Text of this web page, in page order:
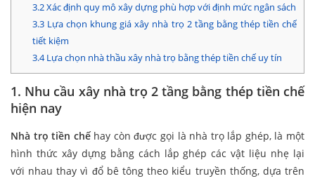
3.2Xác định quy mô xây dựng phù hợp với định mức ngân sách
3.3Lựa chọn khung giá xây nhà trọ 2 tầng bằng thép tiền chế
tiết kiệm
3.4Lựa chọn nhà thầu xây nhà trọ bằng thép tiền chế uy tín
1. Nhu cầu xây nhà trọ 2 tầng bằng thép tiền chế
hiện nay
Nhà trọ tiền chếhay còn được gọi là nhà trọ lắp ghép, là một
hình thức xây dựng bằng cách lắp ghép các vật liệu nhẹ lại
với nhau thay vì đổ bê tông theo kiểu truyền thống, dựa trên